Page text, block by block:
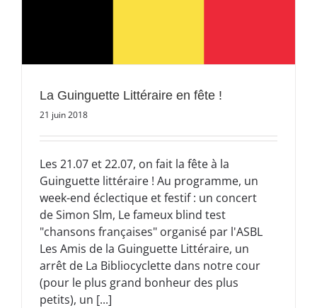
La Guinguette Littéraire en fête !
21 juin 2018
Les 21.07 et 22.07, on fait la fête à la
Guinguette littéraire ! Au programme, un
week-end éclectique et festif : un concert
de Simon Slm, Le fameux blind test
"chansons françaises" organisé par l'ASBL
Les Amis de la Guinguette Littéraire, un
arrêt de La Bibliocyclette dans notre cour
(pour le plus grand bonheur des plus
petits), un [...]